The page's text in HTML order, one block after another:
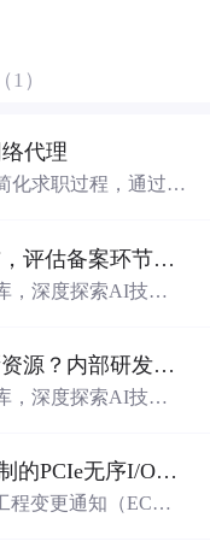
）
代理
化求职过程，通过自
科技成果转化项目进场交易前，评估备案环节需要准备哪些材料？.docx
，深度探索AI技术
技创新与产业创新国央企如何系统识别外部创新资源？内部研发体系完善，但对外部高校、中小科技企业技术能力缺乏动态认知。.docx
，深度探索AI技术
技创新与产业创新【高速互连技术】基于UIO机制的PCIe无序I/O扩展：多路径架构下内存请求的高性能传输与排序控制方案设计
程变更通知（EC